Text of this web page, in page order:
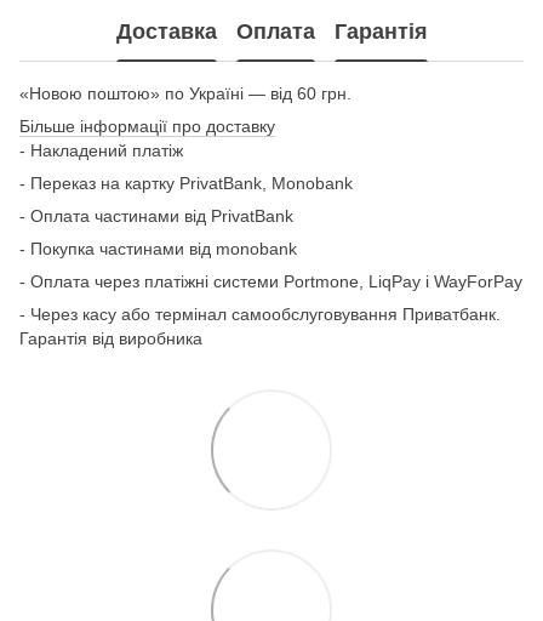
Доставка Оплата Гарантія
«Новою поштою» по Україні — від 60 грн.
Більше інформації про доставку
- Накладений платіж
- Переказ на картку PrivatBank, Monobank
- Оплата частинами від PrivatBank
- Покупка частинами від monobank
- Оплата через платіжні системи Portmone, LiqPay і WayForPay
- Через касу або термінал самообслуговування Приватбанк.
Гарантія від виробника